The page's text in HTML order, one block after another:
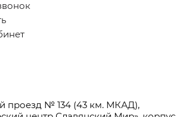
проезд № 134 (43 км. МКАД),